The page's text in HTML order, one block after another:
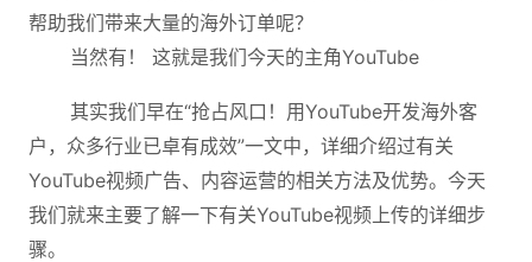
帮助我们带来大量的海外订单呢？
当然有！ 这就是我们今天的主角YouTube
其实我们早在“抢占风口！用YouTube开发海外客
户，众多行业已卓有成效”一文中，详细介绍过有关
YouTube视频广告、内容运营的相关方法及优势。今天
我们就来主要了解一下有关YouTube视频上传的详细步
骤。